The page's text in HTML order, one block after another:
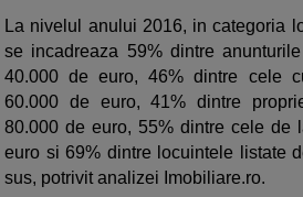
La nivelul anului 2016, in categoria
se incadreaza 59% dintre
40.000 de euro, 46% dintre cele
60.000 de euro, 41% dintre
80.000 de euro, 55% dintre cele de
euro si 69% dintre locuintele listate
sus, potrivit analizei Imobiliare.ro.